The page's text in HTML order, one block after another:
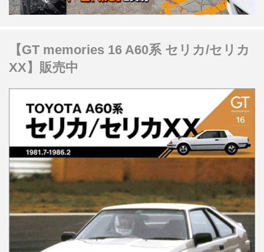
【GT memories 16 A60系 セリカ/セリカ
XX】販売中